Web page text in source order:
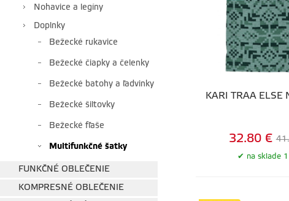
Nohavice a legíny
Doplnky
Bežecké rukavice
Bežecké čiapky a čelenky
Bežecké batohy a ľadvinky
Bežecké šiltovky
Bežecké fľaše
Multifunkčné šatky
FUNKČNÉ OBLEČENIE
KOMPRESNÉ OBLEČENIE
KARI TRAA ELSE
na sklade
32.80 €